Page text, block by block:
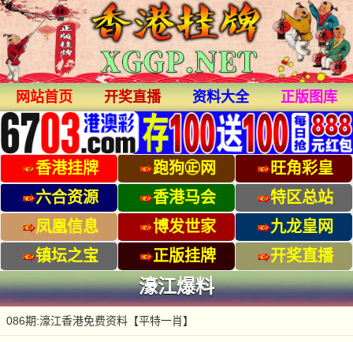
网站首页 开奖直播 资料大全 正版图库
香港挂牌 跑狗㊣网
旺角彩皇
六合资源
香港马会
特区总站
凤凰信息
博发世家
九龙皇网
镇坛之宝
正版挂牌 开奖直播
濠江爆料
086期:濠江香港免费资料【平特一肖】